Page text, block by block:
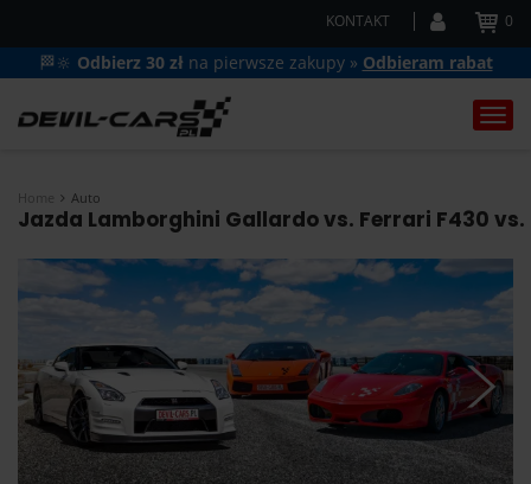
KONTAKT 0
🏁🔆 Odbierz 30 zł na pierwsze zakupy » Odbieram rabat
Home Auto
Jazda Lamborghini Gallardo vs. Ferrari F430 vs.